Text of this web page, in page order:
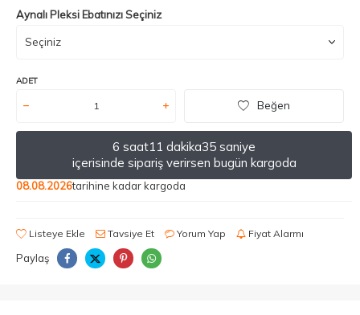
Aynalı Pleksi Ebatınızı Seçiniz
ADET
Beğen
6 saat11 dakika35 saniye
içerisinde sipariş verirsen bugün kargoda
08.08.2026tarihine kadar kargoda
Listeye Ekle Tavsiye Et Yorum Yap Fiyat Alarmı
Paylaş